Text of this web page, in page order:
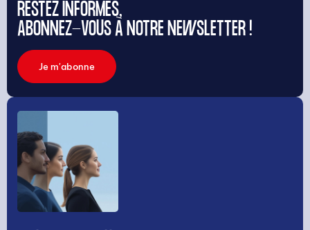
RESTEZ INFORMÉS,
ABONNEZ-VOUS À NOTRE NEWSLETTER !
Je m'abonne